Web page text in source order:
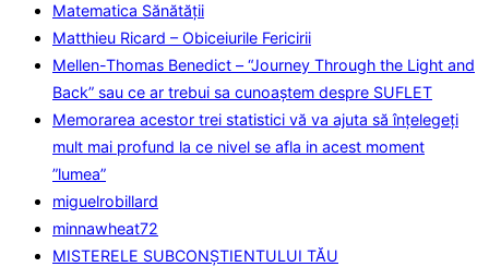
Matematica Sănătăţii
Matthieu Ricard – Obiceiurile Fericirii
Mellen-Thomas Benedict – “Journey Through the Light and
Back” sau ce ar trebui sa cunoaştem despre SUFLET
Memorarea acestor trei statistici vă va ajuta să înțelegeți
mult mai profund la ce nivel se afla in acest moment
”lumea”
miguelrobillard
minnawheat72
MISTERELE SUBCONȘTIENTULUI TĂU